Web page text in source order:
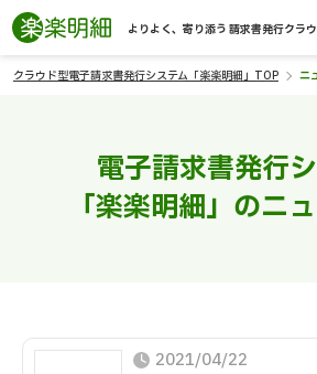
よりよく、寄り添う 請求書発行クラ
クラウド型電子請求書発行システム「楽楽明細」TOP ニ
電子請求書発行
「楽楽明細」のニ
2021/04/22